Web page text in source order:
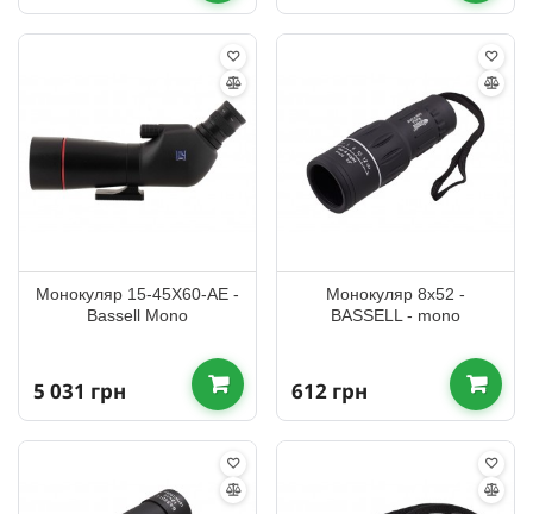
Монокуляр 15-45X60-AE -
Bassell Mono
5 031 грн
Монокуляр 8x52 -
BASSELL - mono
612 грн